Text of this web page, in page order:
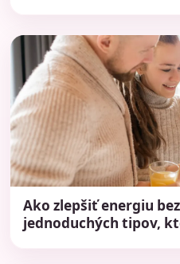
Ako zlepšiť energiu
jednoduchých tipov,